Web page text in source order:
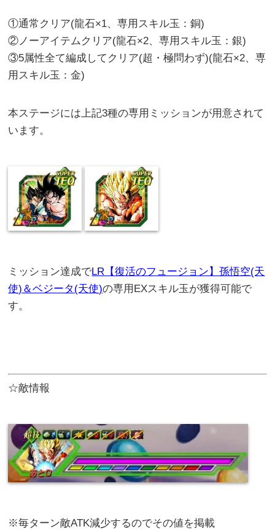
①通常クリア(龍石×1、専用スキル玉：銅)
②ノーアイテムクリア(龍石×2、専用スキル玉：銀)
③5属性全て編成してクリア(超・極問わず)(龍石×2、専
用スキル玉：金)
本ステージには上記3種の専用ミッションが用意されて
います。
ミッション達成でLR【復活のフュージョン】孫悟空(天
使)＆ベジータ(天使)の専用EXスキル玉が獲得可能で
す。
☆敵情報
※毎ターン敵ATK減少するのでその値を掲載